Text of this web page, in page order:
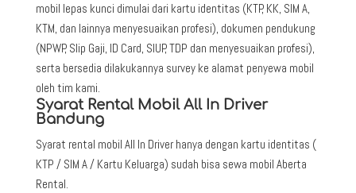
mobil lepas kunci dimulai dari kartu identitas (KTP, KK, SIM A,
KTM, dan lainnya menyesuaikan profesi), dokumen pendukung
(NPWP, Slip Gaji, ID Card, SIUP, TDP dan menyesuaikan profesi),
serta bersedia dilakukannya survey ke alamat penyewa mobil
oleh tim kami.
Syarat Rental Mobil All In Driver
Bandung
Syarat rental mobil All In Driver hanya dengan kartu identitas (
KTP / SIM A / Kartu Keluarga) sudah bisa sewa mobil Aberta
Rental.